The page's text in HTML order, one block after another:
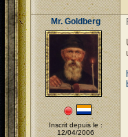
Mr. Goldberg
Inscrit depuis le :
12/04/2006